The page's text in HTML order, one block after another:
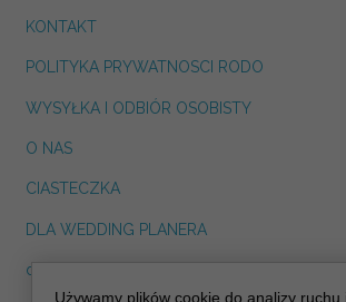
KONTAKT
POLITYKA PRYWATNOSCI RODO
WYSYŁKA I ODBIÓR OSOBISTY
O NAS
CIASTECZKA
DLA WEDDING PLANERA
dreskot.com
Używamy plików cookie do analizy ruchu